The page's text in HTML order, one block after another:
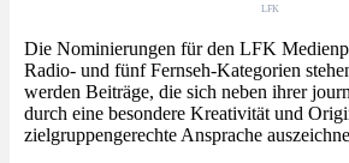
LFK
Die Nominierungen für den LFK
Radio- und fünf Fernseh-Kategorien
werden Beiträge, die sich neben ihrer
durch eine besondere Kreativität und
zielgruppengerechte Ansprache